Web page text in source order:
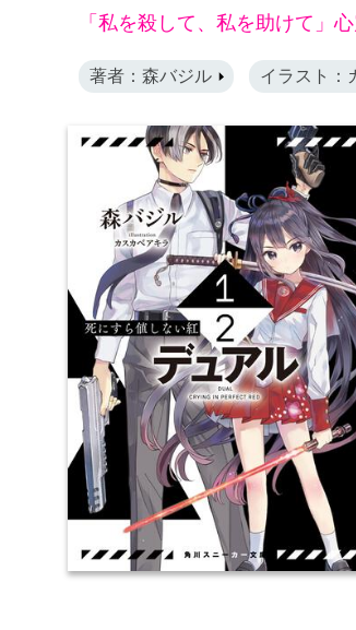
「私を殺して、私を助けて」
著者：森バジル イラスト